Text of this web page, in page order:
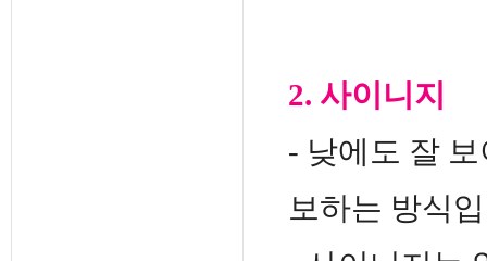
2. 사이니지
- 낮에도 잘
보하는 방식